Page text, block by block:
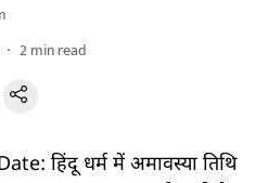
2min read
हिंदू धर्म में अमावस्या तिथि